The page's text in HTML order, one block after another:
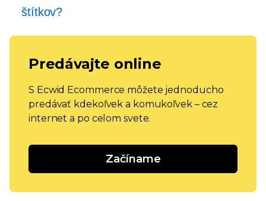
štítkov?
Predávajte online
S Ecwid Ecommerce môžete jednoducho
predávať kdekoľvek a komukoľvek – cez
internet a po celom svete.
Začíname